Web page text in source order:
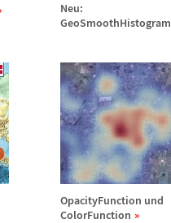
Neu:
GeoSmoothHistogram
OpacityFunction und
ColorFunction